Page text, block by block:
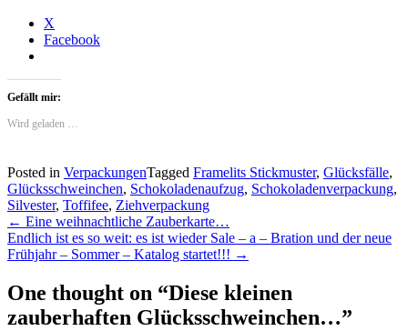
X
Facebook
Gefällt mir:
Wird geladen …
Posted in VerpackungenTagged Framelits Stickmuster, Glücksfälle,
Glücksschweinchen, Schokoladenaufzug, Schokoladenverpackung,
Silvester, Toffifee, Ziehverpackung
Post
navigation
← Eine weihnachtliche Zauberkarte…
Endlich ist es so weit: es ist wieder Sale – a – Bration und der neue
Frühjahr – Sommer – Katalog startet!!! →
One thought on “Diese kleinen
zauberhaften Glücksschweinchen…”